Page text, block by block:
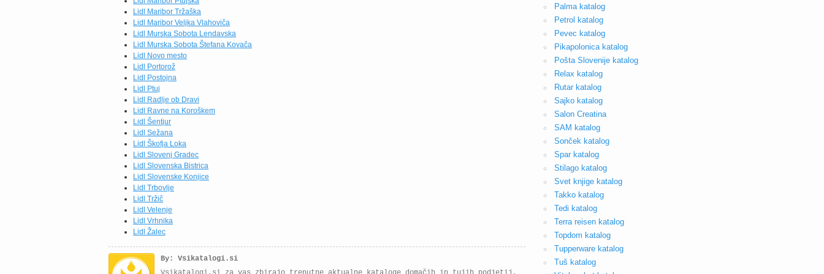
Lidl Maribor Tržaška
Lidl Maribor Veljka Vlahoviča
Lidl Murska Sobota Lendavska
Lidl Murska Sobota Štefana Kovača
Lidl Novo mesto
Lidl Portorož
Lidl Postojna
Lidl Ptuj
Lidl Radlje ob Dravi
Lidl Ravne na Koroškem
Lidl Šentjur
Lidl Sežana
Lidl Škofja Loka
Lidl Slovenj Gradec
Lidl Slovenska Bistrica
Lidl Slovenske Konjice
Lidl Trbovlje
Lidl Tržič
Lidl Velenje
Lidl Vrhnika
Lidl Žalec
By: Vsikatalogi.si
Palma katalog
Petrol katalog
Pevec katalog
Pikapolonica katalog
Pošta Slovenije katalog
Relax katalog
Rutar katalog
Sajko katalog
Salon Creatina
SAM katalog
Sonček katalog
Spar katalog
Stilago katalog
Svet knjige katalog
Takko katalog
Tedi katalog
Terra reisen katalog
Topdom katalog
Tupperware katalog
Tuš katalog